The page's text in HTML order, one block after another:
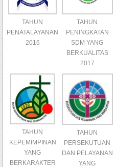
TAHUN
PENATALAYANAN
2016
TAHUN
PENINGKATAN
SDM YANG
BERKUALITAS
2017
TAHUN
KEPEMIMPINAN
YANG
BERKARAKTER
TAHUN
PERSEKUTUAN
DAN PELAYANAN
YANG